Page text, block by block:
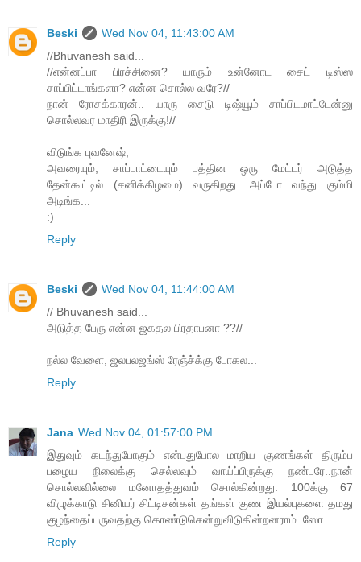
Beski
Wed Nov 04, 11:43:00 AM
//Bhuvanesh said...
//என்னப்பா பிரச்சினை? யாரும் உன்னோட சைட் டிஸ்ஸ
சாப்பிட்டாங்களா? என்ன சொல்ல வரே?//
நான் ரோசக்காரன்.. யாரு சைடு டிஷ்யூம் சாப்பிடமாட்டேன்னு
சொல்லவர மாதிரி இருக்கு!//
விடுங்க புவனேஷ்,
அவரையும், சாப்பாட்டையும் பத்தின ஒரு மேட்டர் அடுத்த
தேன்கூட்டில் (சனிக்கிழமை) வருகிறது. அப்போ வந்து கும்மி
அடிங்க...
:)
Reply
Beski
Wed Nov 04, 11:44:00 AM
// Bhuvanesh said...
அடுத்த பேரு என்ன ஜகதல பிரதாபனா ??//
நல்ல வேளை, ஜலபலஜங்ஸ் ரேஞ்ச்க்கு போகல...
Reply
Jana Wed Nov 04, 01:57:00 PM
இதுவும் கடந்துபோகும் என்பதுபோல மாறிய குணங்கள் திரும்ப
பழைய நிலைக்கு செல்லவும் வாய்ப்பிருக்கு நண்பரே..நான்
சொல்லவில்லை மனோதத்துவம் சொல்கின்றது. 100க்கு 67
விழுக்காடு சினியர் சிட்டிசன்கள் தங்கள் குண இயல்புகளை தமது
குழந்தைப்பருவதற்கு கொண்டுசென்றுவிடுகின்றனராம். ஸோ...
Reply